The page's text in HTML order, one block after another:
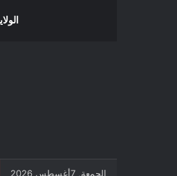
الرئيسية
الجمعة, 7أغسطس 2026